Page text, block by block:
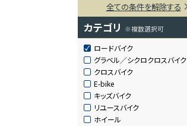
全ての条件を解除する
カテゴリ ※複数選択可
ロードバイク
グラベル／シクロクロスバイク
クロスバイク
E-bike
キッズバイク
リユースバイク
ホイール